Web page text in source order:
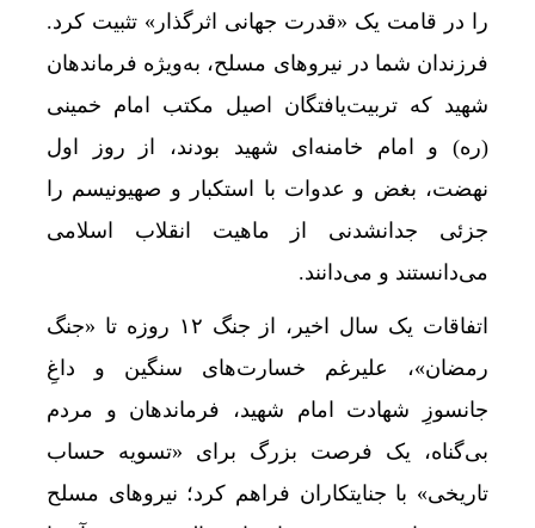
را در قامت یک «قدرت جهانی اثرگذار» تثبیت کرد.
فرزندان شما در نیروهای مسلح، به‌ویژه فرماندهان
شهید که تربیت‌یافتگان اصیل مکتب امام خمینی
(ره) و امام خامنه‌ای شهید بودند، از روز اول
نهضت، بغض و عدوات با استکبار و صهیونیسم را
جزئی جدانشدنی از ماهیت انقلاب اسلامی
می‌دانستند و می‌دانند.
اتفاقات یک سال اخیر، از جنگ ۱۲ روزه تا «جنگ
رمضان»، علیرغم خسارت‌های سنگین و داغِ
جانسوزِ شهادت امام شهید، فرماندهان و مردم
بی‌گناه، یک فرصت بزرگ برای «تسویه حساب
تاریخی» با جنایتکاران فراهم کرد؛ نیروهای مسلح